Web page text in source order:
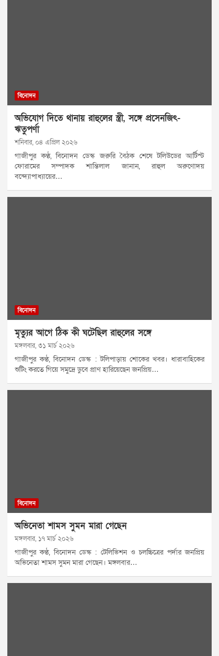
বিনোদন
অভিযোগ দিতে থানায় রাহুলের স্ত্রী, সঙ্গে প্রসেনজিৎ-
ঋতুপর্ণা
শনিবার, ০৪ এপ্রিল ২০২৬
গাজীপুর কণ্ঠ, বিনোদন ডেস্ক জরুরি বৈঠক শেষে টলিউডের আর্টিস্ট
ফোরামের সম্পাদক শান্তিলাল জানান, রাহুল অরুণোদয়
বন্দ্যোপাধ্যায়ের…
বিনোদন
মৃত্যুর আগে ঠিক কী ঘটেছিল রাহুলের সঙ্গে
মঙ্গলবার, ৩১ মার্চ ২০২৬
গাজীপুর কণ্ঠ, বিনোদন ডেস্ক : টলিপাড়ায় শোকের খবর। ধারাবাহিকের
শুটিং করতে গিয়ে সমুদ্রে ডুবে প্রাণ হারিয়েছেন জনপ্রিয়…
বিনোদন
অভিনেতা শামস সুমন মারা গেছেন
মঙ্গলবার, ১৭ মার্চ ২০২৬
গাজীপুর কণ্ঠ, বিনোদন ডেস্ক : টেলিভিশন ও চলচ্চিত্রের পর্দার জনপ্রিয়
অভিনেতা শামস সুমন মারা গেছেন। মঙ্গলবার…